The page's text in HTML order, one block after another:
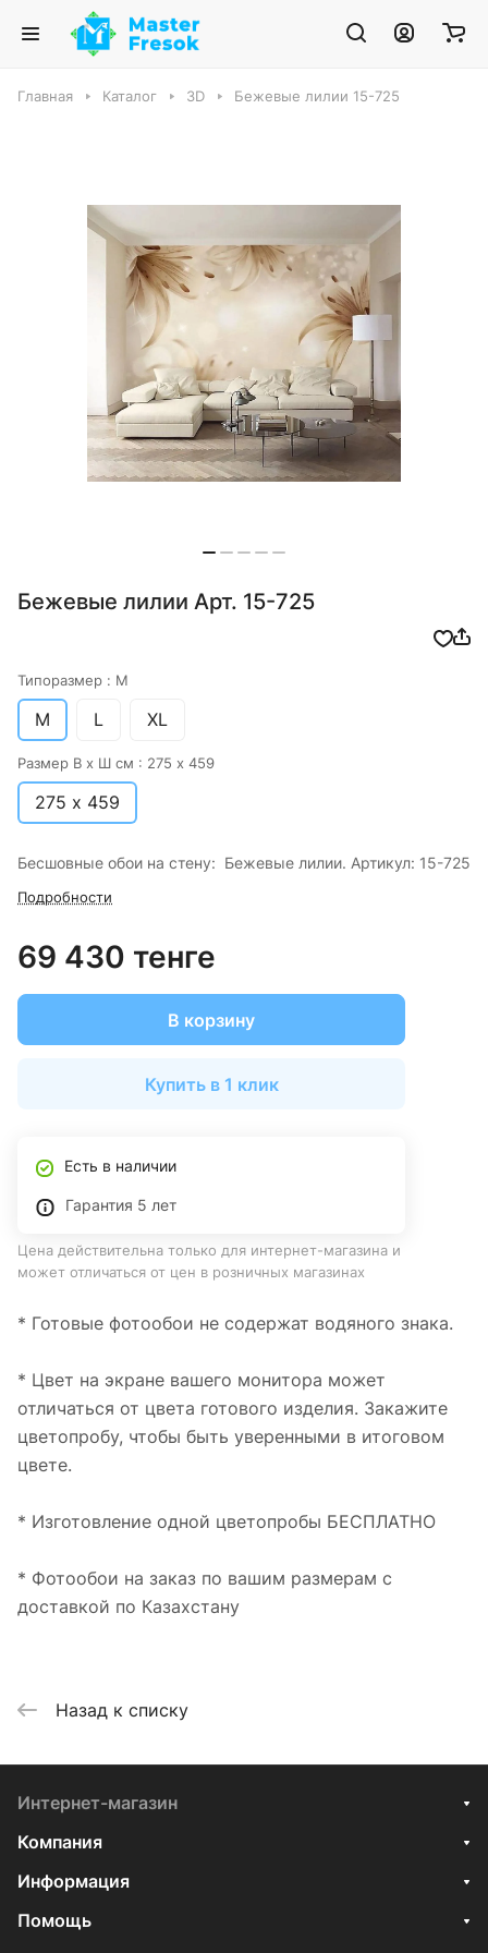
Главная Каталог 3D Бежевые лилии 15-725
Бежевые лилии Арт. 15-725
Типоразмер : M
M L XL
Размер В х Ш см : 275 х 459
275 х 459
Бесшовные обои на стену: Бежевые лилии. Артикул: 15-725
Подробности
69 430 тенге
В корзину
Купить в 1 клик
Есть в наличии
Гарантия 5 лет
Цена действительна только для интернет-магазина и
может отличаться от цен в розничных магазинах
* Готовые фотообои не содержат водяного знака.
* Цвет на экране вашего монитора может
отличаться от цвета готового изделия. Закажите
цветопробу, чтобы быть уверенными в итоговом
цвете.
* Изготовление одной цветопробы БЕСПЛАТНО
* Фотообои на заказ по вашим размерам с
доставкой по Казахстану
Назад к списку
Интернет-магазин
Компания
Информация
Помощь